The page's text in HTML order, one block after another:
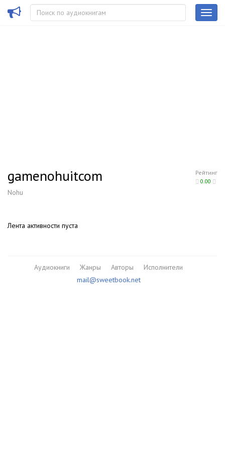
Рейтинг
0.00
gamenohuitcom
Nohu
Лента активности пуста
Аудиокниги Жанры Авторы
Исполнители
mail@sweetbook.net